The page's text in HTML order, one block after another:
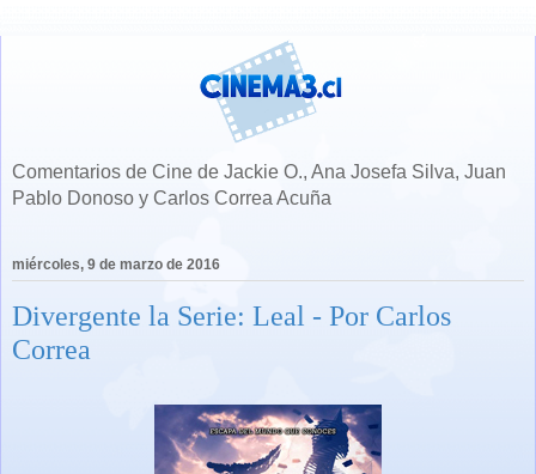
Comentarios de Cine de Jackie O., Ana Josefa Silva, Juan
Pablo Donoso y Carlos Correa Acuña
miércoles, 9 de marzo de 2016
Divergente la Serie: Leal - Por Carlos
Correa